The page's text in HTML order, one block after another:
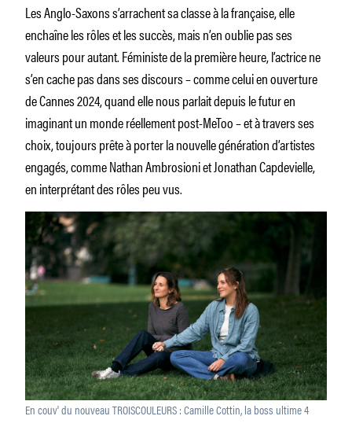
Les Anglo-Saxons s’arrachent sa classe à la française, elle
enchaîne les rôles et les succès, mais n’en oublie pas ses
valeurs pour autant. Féministe de la première heure, l’actrice ne
s’en cache pas dans ses discours – comme celui en ouverture
de Cannes 2024, quand elle nous parlait depuis le futur en
imaginant un monde réellement post-MeToo – et à travers ses
choix, toujours prête à porter la nouvelle génération d’artistes
engagés, comme Nathan Ambrosioni et Jonathan Capdevielle,
en interprétant des rôles peu vus.
En couv' du nouveau TROISCOULEURS : Camille Cottin, la boss ultime 4